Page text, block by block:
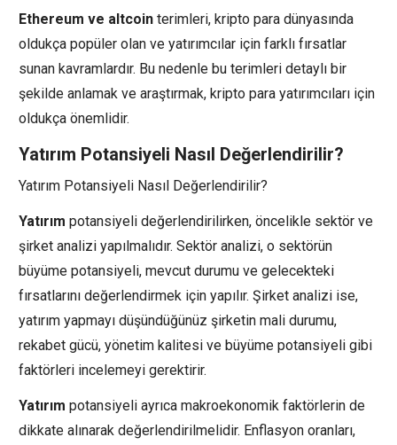
Ethereum ve altcoin terimleri, kripto para dünyasında
oldukça popüler olan ve yatırımcılar için farklı fırsatlar
sunan kavramlardır. Bu nedenle bu terimleri detaylı bir
şekilde anlamak ve araştırmak, kripto para yatırımcıları için
oldukça önemlidir.
Yatırım Potansiyeli Nasıl Değerlendirilir?
Yatırım Potansiyeli Nasıl Değerlendirilir?
Yatırım potansiyeli değerlendirilirken, öncelikle sektör ve
şirket analizi yapılmalıdır. Sektör analizi, o sektörün
büyüme potansiyeli, mevcut durumu ve gelecekteki
fırsatlarını değerlendirmek için yapılır. Şirket analizi ise,
yatırım yapmayı düşündüğünüz şirketin mali durumu,
rekabet gücü, yönetim kalitesi ve büyüme potansiyeli gibi
faktörleri incelemeyi gerektirir.
Yatırım potansiyeli ayrıca makroekonomik faktörlerin de
dikkate alınarak değerlendirilmelidir. Enflasyon oranları,